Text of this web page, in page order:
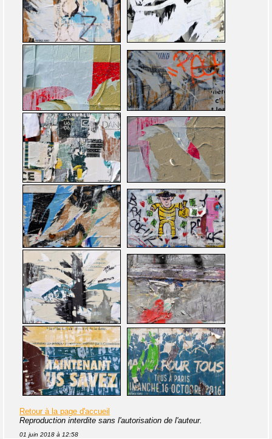
Retour à la page d'accueil
Reproduction interdite sans l'autorisation de l'auteur.
01 juin 2018 à 12:58